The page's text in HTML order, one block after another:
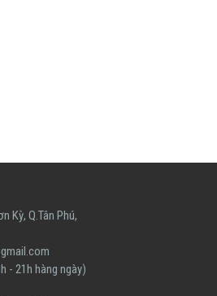
Kỳ, Q.Tân Phú,
- 21h hàng ngày)